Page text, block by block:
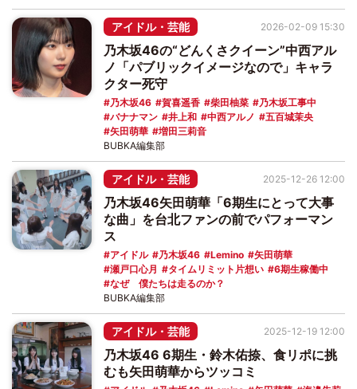
アイドル・芸能
乃木坂46の“どんくさクイーン”中西アル
ノ「パブリックイメージなので」キャラ
クター死守
乃木坂46 賀喜遥香 柴田柚菜
乃木坂工事中
バナナマン
井上和 中西アルノ
五百城茉央
矢田萌華
増田三莉音
2026-02-09 15:30
BUBKA編集部
アイドル・芸能
乃木坂46矢田萌華「6期生にとって大事
な曲」を台北ファンの前でパフォーマン
ス
アイドル 乃木坂46 Lemino
矢田萌華
瀬戸口心月
タイムリミット片想い
6期生稼働中
なぜ 僕たちは走るのか？
2025-12-26 12:00
BUBKA編集部
アイドル・芸能
乃木坂46 6期生・鈴木佑捺、食リポに挑
むも矢田萌華からツッコミ
2025-12-19 12:00